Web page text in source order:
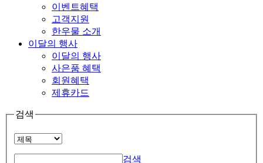
이벤트혜택
고객지원
한우물 소개
이달의 행사
이달의 행사
사은품 혜택
회원혜택
제휴카드
검색
검색